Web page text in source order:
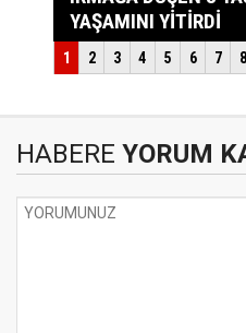
HABERE YORUM